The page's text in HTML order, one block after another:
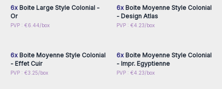
6xBoite Large Style Colonial -
Or
PVP : €6.44/box
6xBoite Moyenne Style Colonial
- Design Atlas
PVP : €4.23/box
Connectez-vous ou
6xBoite Moyenne Style Colonial
- Effet Cuir
PVP : €3.25/box
Connectez-vous ou
6xBoite Moyenne Style Colonial
- Impr. Egyptienne
PVP : €4.23/box
Connectez-vous ou
Connectez-vous ou